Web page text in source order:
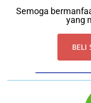
Semoga
yang
BELI